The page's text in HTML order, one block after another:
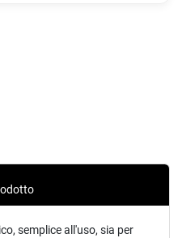
semplice all'uso, sia per